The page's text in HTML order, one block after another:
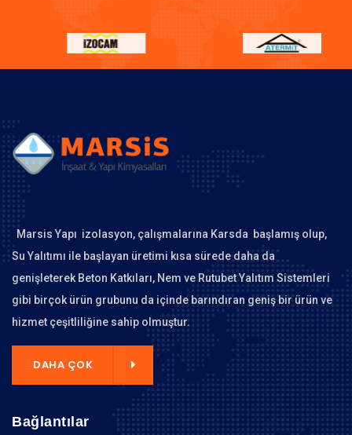
Marsis Yapı izolasyon, çalışmalarına Karsda başlamış olup,
Su Yalıtımı ile başlayan üretimi kısa sürede daha da
genişleterek Beton Katkıları, Nem ve Rutubet Yalıtım Sistemleri
gibi birçok ürün grubunu da içinde barındıran geniş bir ürün ve
hizmet çeşitliliğine sahip olmuştur.
DAHA ÇOK
Bağlantılar